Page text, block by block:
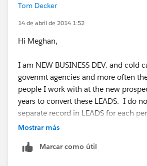
Tom Decker
14 de abril de 2014 1:52
Hi Meghan,
I am NEW BUSINESS DEV. and cold
govenmt agencies and more often
people I work with at the new
years to convert these LEADS. I do
separate record in LEADS for each
has the ability to add many additional
Contacts. Can the same be done by
Mostrar más
Marcar como útil